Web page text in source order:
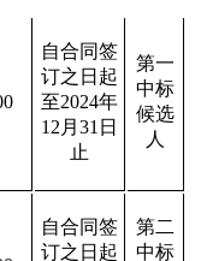
自合同签
订之日起
至2024年
12月31日
止
第一
中标
候选
人
自合同签
订之日起
第二
中标